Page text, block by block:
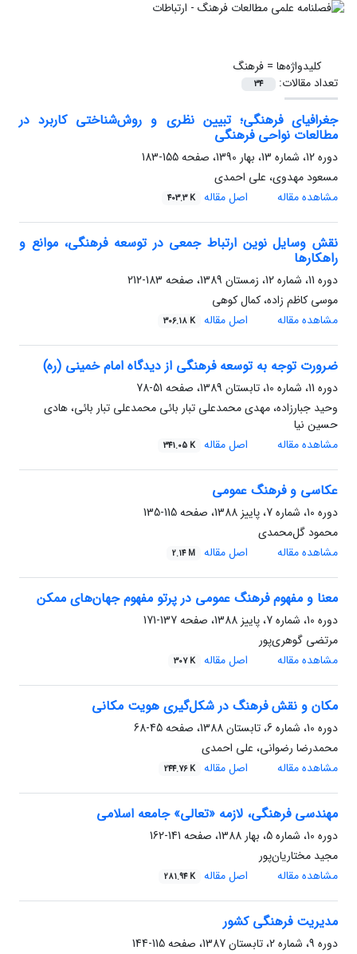
کلیدواژه‌ها =فرهنگ
تعداد مقالات:
34
جغرافیای فرهنگی؛ تبیین نظری و روش‌شناختی کاربرد در
مطالعات نواحی فرهنگی
دوره 12، شماره 13، بهار 1390، صفحه
155-183
مسعود مهدوی، علی احمدی
مشاهده مقاله
اصل مقاله 403.3 K
نقش وسایل نوین ارتباط جمعی در توسعه فرهنگی، موانع و
راهکارها
دوره 11، شماره 12، زمستان 1389، صفحه
183-212
موسی کاظم زاده، کمال کوهی
مشاهده مقاله
اصل مقاله 306.18 K
ضرورت توجه به توسعه فرهنگی از دیدگاه امام خمینی (ره)
دوره 11، شماره 10، تابستان 1389، صفحه
51-78
وحید جبارزاده، مهدی محمدعلی تبار بائی محمدعلی تبار بائی، هادی
حسین نیا
مشاهده مقاله
اصل مقاله 341.05 K
عکاسی و فرهنگ عمومی
دوره 10، شماره 7، پاییز 1388، صفحه
115-135
محمود گل‌محمدی
مشاهده مقاله
اصل مقاله 2.14 M
معنا و مفهوم فرهنگ عمومی در پرتو مفهوم جهان‌های ممکن
دوره 10، شماره 7، پاییز 1388، صفحه
137-171
مرتضی گوهری‌پور
مشاهده مقاله
اصل مقاله 307 K
مکان و نقش فرهنگ در شکل‌گیری هویت مکانی
دوره 10، شماره 6، تابستان 1388، صفحه
45-68
محمدرضا رضوانی، علی احمدی
مشاهده مقاله
اصل مقاله 244.76 K
مهندسی فرهنگی، لازمه «تعالی» جامعه اسلامی
دوره 10، شماره 5، بهار 1388، صفحه
141-162
مجید مختاریان‌پور
مشاهده مقاله
اصل مقاله 281.94 K
مدیریت فرهنگی کشور
دوره 9، شماره 2، تابستان 1387، صفحه
115-144